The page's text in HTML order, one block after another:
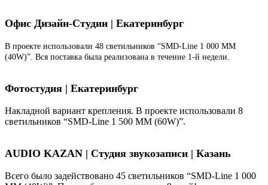
Офис Дизайн-Студии | Екатеринбург
В проекте использовали 48 светильников “SMD-Line 1 000 ММ
(40W)”. Вся поставка была реализована в течение 1-й недели.
Фотостудия | Екатеринбург
Накладной вариант крепления. В проекте использовали 8
светильников “SMD-Line 1 500 ММ (60W)”.
AUDIO KAZAN | Студия звукозаписи | Казань
Всего было задействовано 45 светильников “SMD-Line 1 000